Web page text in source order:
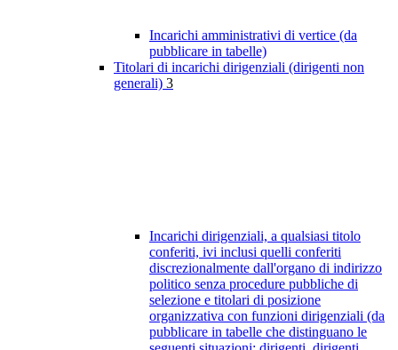
Incarichi amministrativi di vertice (da
pubblicare in tabelle)
Titolari di incarichi dirigenziali (dirigenti non
generali) 3
Incarichi dirigenziali, a qualsiasi titolo
conferiti, ivi inclusi quelli conferiti
discrezionalmente dall'organo di indirizzo
politico senza procedure pubbliche di
selezione e titolari di posizione
organizzativa con funzioni dirigenziali (da
pubblicare in tabelle che distinguano le